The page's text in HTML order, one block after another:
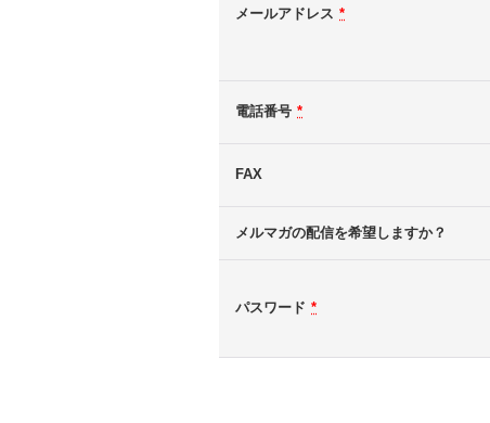
メールアドレス *
電話番号 *
FAX
メルマガの配信を希望しますか？
パスワード *